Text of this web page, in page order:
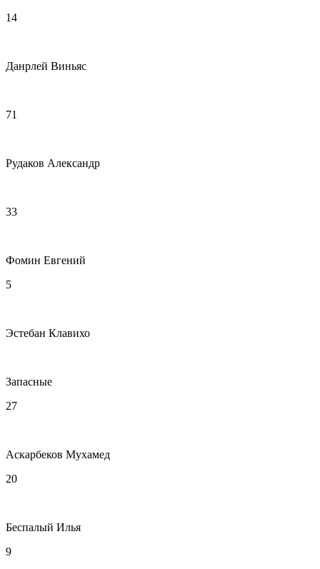
14
Данрлей Виньяс
71
Рудаков Александр
33
Фомин Евгений
5
Эстебан Клавихо
Запасные
27
Аскарбеков Мухамед
20
Беспалый Илья
9